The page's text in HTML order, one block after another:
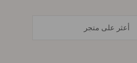
أعثر على متجر